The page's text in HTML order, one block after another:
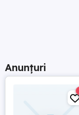
Anunțuri